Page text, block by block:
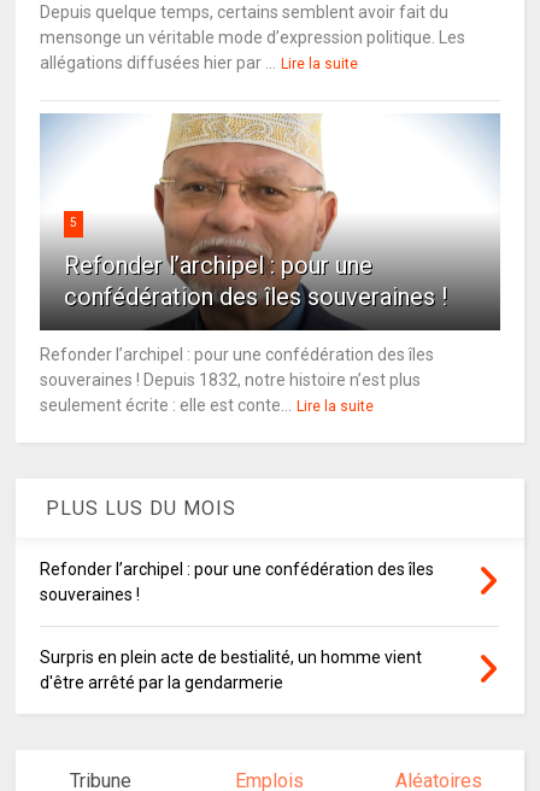
Depuis quelque temps, certains semblent avoir fait du
mensonge un véritable mode d’expression politique. Les
allégations diffusées hier par ...
Lire la suite
5
Refonder l’archipel : pour une
confédération des îles souveraines !
Refonder l’archipel : pour une confédération des îles
souveraines ! Depuis 1832, notre histoire n’est plus
seulement écrite : elle est conte...
Lire la suite
PLUS LUS DU MOIS
Refonder l’archipel : pour une confédération des îles
souveraines !
Surpris en plein acte de bestialité, un homme vient
d'être arrêté par la gendarmerie
Tribune Emplois Aléatoires